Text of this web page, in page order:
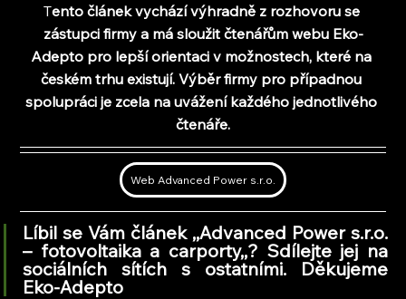
Tento článek vychází výhradně z rozhovoru se
zástupci firmy a má sloužit čtenářům webu Eko-
Adepto pro lepší orientaci v možnostech, které na
českém trhu existují. Výběr firmy pro případnou
spolupráci je zcela na uvážení každého jednotlivého
čtenáře.
Web Advanced Power s.r.o.
Líbil se Vám článek ,,Advanced Power s.r.o.
– fotovoltaika a carporty,,? Sdílejte jej na
sociálních sítích s ostatními. Děkujeme
Eko-Adepto